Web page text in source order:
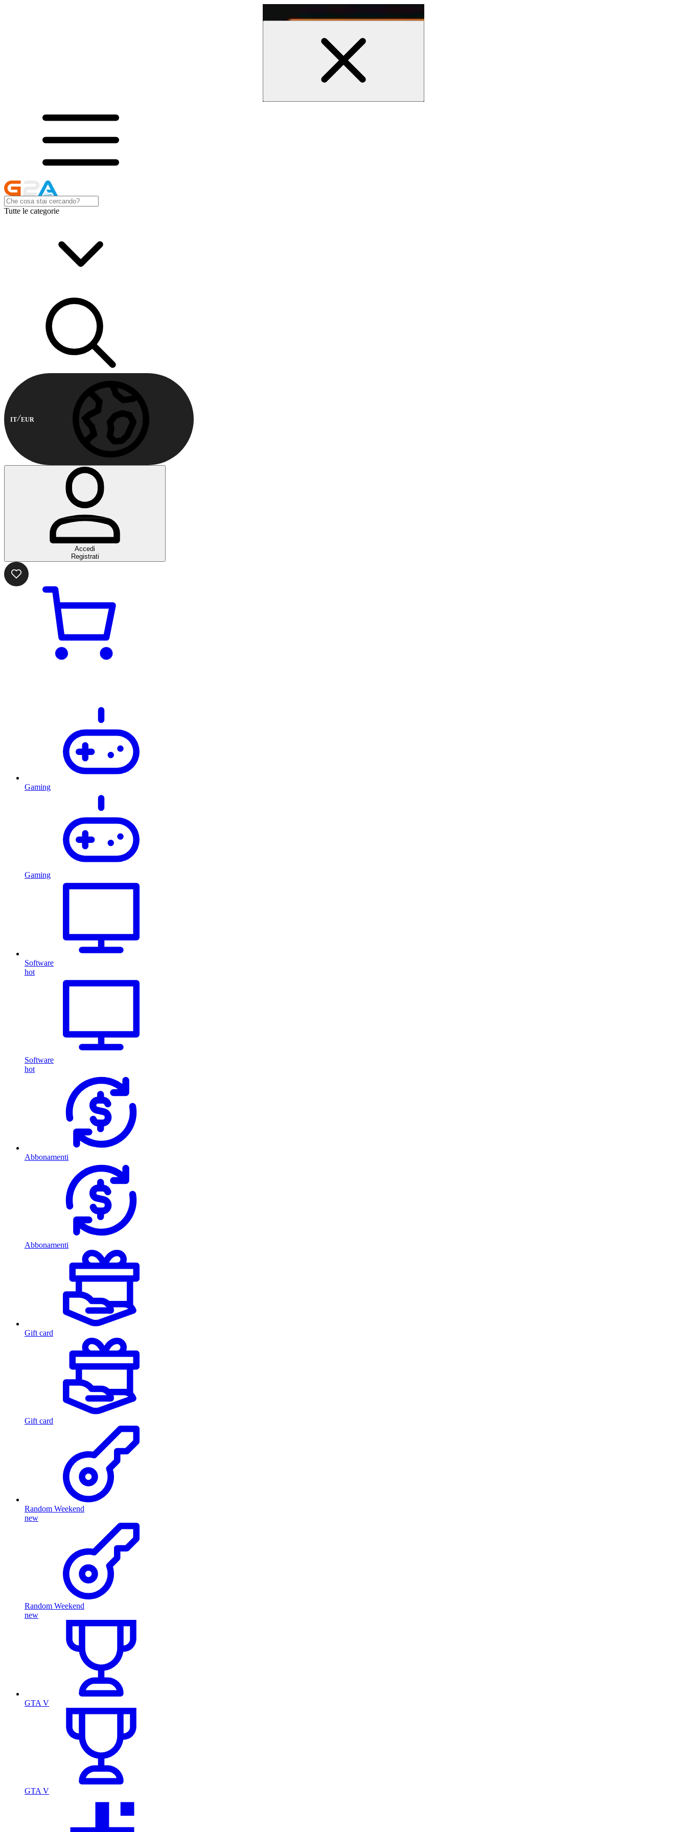
Tutte le categorie
IT EUR
Accedi
Registrati
Gaming
Gaming
Software
hot
Software
hot
Abbonamenti
Abbonamenti
Gift card
Gift card
Random Weekend
new
Random Weekend
new
GTA V
GTA V